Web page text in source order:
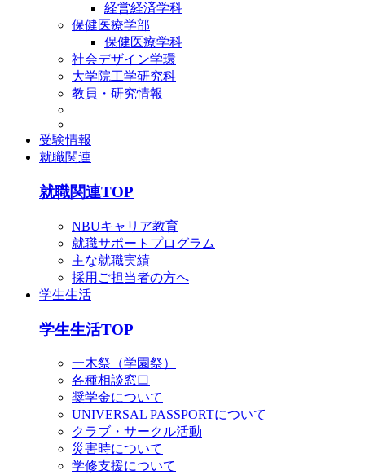
経営経済学科
保健医療学部
保健医療学科
社会デザイン学環
大学院工学研究科
教員・研究情報
受験情報
就職関連
就職関連TOP
NBUキャリア教育
就職サポートプログラム
主な就職実績
採用ご担当者の方へ
学生生活
学生生活TOP
一木祭（学園祭）
各種相談窓口
奨学金について
UNIVERSAL PASSPORTについて
クラブ・サークル活動
災害時について
学修支援について